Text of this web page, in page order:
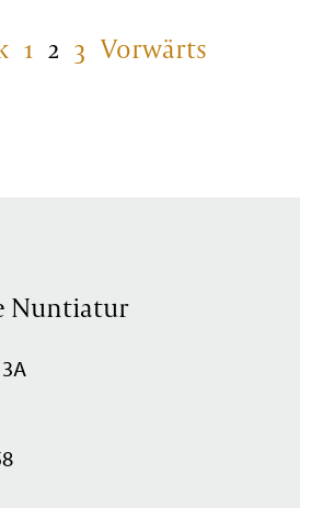
1 2 3 Vorwärts
Nuntiatur